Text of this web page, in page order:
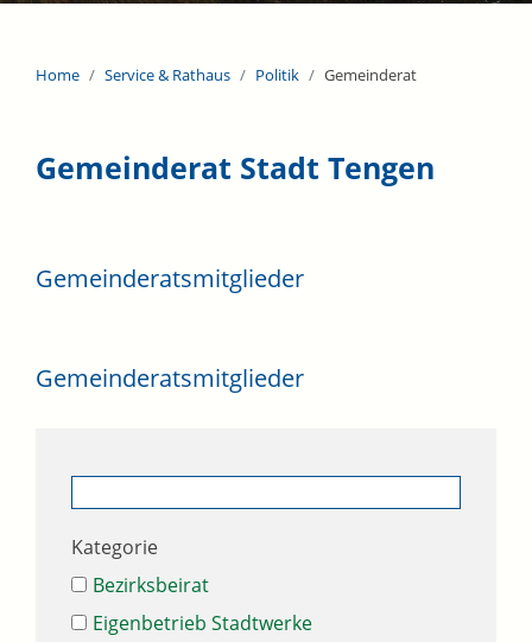
Home Service & Rathaus Politik Gemeinderat
Gemeinderat Stadt Tengen
Gemeinderatsmitglieder
Gemeinderatsmitglieder
Kategorie
Bezirksbeirat
Eigenbetrieb Stadtwerke